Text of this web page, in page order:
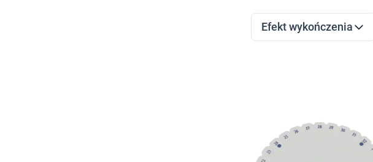
FILTRY
Przejdź do listy produktów
Efekt wykończenia
filter